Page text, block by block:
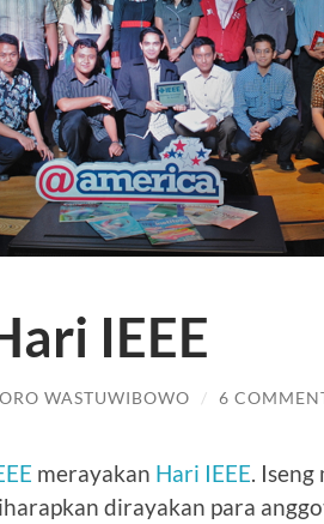
IEEE
WASTUWIBOWO / 6
merayakan Hari IEEE. Iseng
dirayakan para